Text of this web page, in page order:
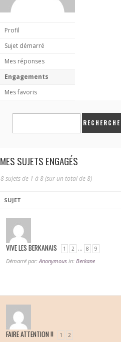
Profil
Sujet démarré
Mes réponses
Engagements
Mes favoris
MES SUJETS ENGAGÉS
8 sujets de 1 à 8 (sur un total de 8)
SUJET
VIVE LES BERKANAIS 1 2 … 8 9
Démarré par:Anonymous in: Berkane
FAIRE ATTENTION !! 1 2